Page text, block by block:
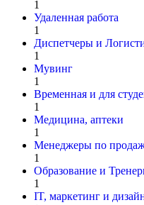
1
Удаленная работа
1
Диспетчеры и
1
Мувинг
1
Временная и для
1
Медицина, аптеки
1
Менеджеры по
1
Образование и
1
IT, маркетинг и